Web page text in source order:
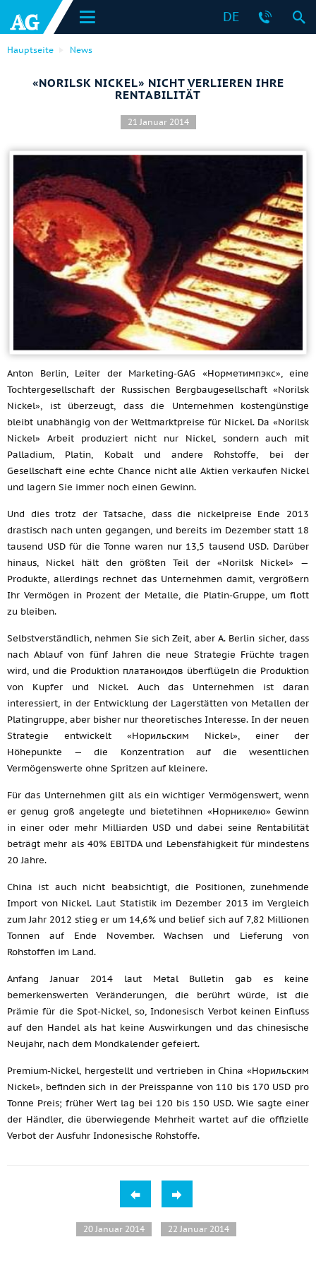
DE
Hauptseite News
«NORILSK NICKEL» NICHT VERLIEREN IHRE
RENTABILITÄT
21 Januar 2014
Anton Berlin, Leiter der Marketing-GAG «Норметимпэкс», eine
Tochtergesellschaft der Russischen Bergbaugesellschaft «Norilsk
Nickel», ist überzeugt, dass die Unternehmen kostengünstige
bleibt unabhängig von der Weltmarktpreise für Nickel. Da «Norilsk
Nickel» Arbeit produziert nicht nur Nickel, sondern auch mit
Palladium, Platin, Kobalt und andere Rohstoffe, bei der
Gesellschaft eine echte Chance nicht alle Aktien verkaufen Nickel
und lagern Sie immer noch einen Gewinn.
Und dies trotz der Tatsache, dass die nickelpreise Ende 2013
drastisch nach unten gegangen, und bereits im Dezember statt 18
tausend USD für die Tonne waren nur 13,5 tausend USD. Darüber
hinaus, Nickel hält den größten Teil der «Norilsk Nickel» —
Produkte, allerdings rechnet das Unternehmen damit, vergrößern
Ihr Vermögen in Prozent der Metalle, die Platin-Gruppe, um flott
zu bleiben.
Selbstverständlich, nehmen Sie sich Zeit, aber A. Berlin sicher, dass
nach Ablauf von fünf Jahren die neue Strategie Früchte tragen
wird, und die Produktion платаноидов überflügeln die Produktion
von Kupfer und Nickel. Auch das Unternehmen ist daran
interessiert, in der Entwicklung der Lagerstätten von Metallen der
Platingruppe, aber bisher nur theoretisches Interesse. In der neuen
Strategie entwickelt «Норильским Nickel», einer der
Höhepunkte — die Konzentration auf die wesentlichen
Vermögenswerte ohne Spritzen auf kleinere.
Für das Unternehmen gilt als ein wichtiger Vermögenswert, wenn
er genug groß angelegte und bietetihnen «Норникелю» Gewinn
in einer oder mehr Milliarden USD und dabei seine Rentabilität
beträgt mehr als 40% EBITDA und Lebensfähigkeit für mindestens
20 Jahre.
China ist auch nicht beabsichtigt, die Positionen, zunehmende
Import von Nickel. Laut Statistik im Dezember 2013 im Vergleich
zum Jahr 2012 stieg er um 14,6% und belief sich auf 7,82 Millionen
Tonnen auf Ende November. Wachsen und Lieferung von
Rohstoffen im Land.
Anfang Januar 2014 laut Metal Bulletin gab es keine
bemerkenswerten Veränderungen, die berührt würde, ist die
Prämie für die Spot-Nickel, so, Indonesisch Verbot keinen Einfluss
auf den Handel als hat keine Auswirkungen und das chinesische
Neujahr, nach dem Mondkalender gefeiert.
Premium-Nickel, hergestellt und vertrieben in China «Норильским
Nickel», befinden sich in der Preisspanne von 110 bis 170 USD pro
Tonne Preis; früher Wert lag bei 120 bis 150 USD. Wie sagte einer
der Händler, die überwiegende Mehrheit wartet auf die offizielle
Verbot der Ausfuhr Indonesische Rohstoffe.
20 Januar 2014 22 Januar 2014